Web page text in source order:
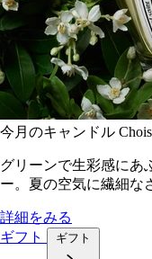
今月のキャンドル
グリーンで生彩感にあ
ー。夏の空気に繊細な
詳細をみる
ギフト
ギフト